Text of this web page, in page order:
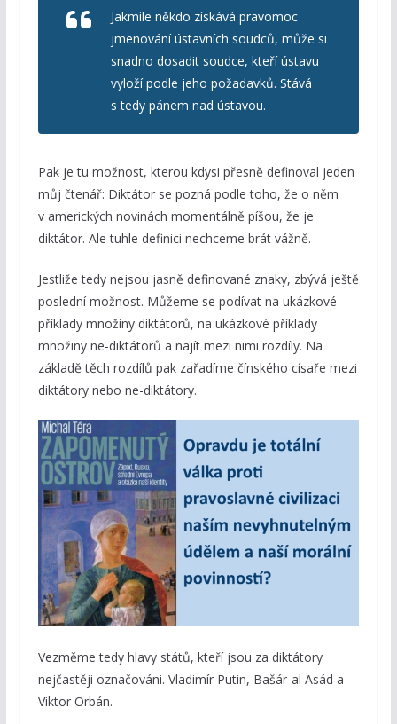
Jakmile někdo získává pravomoc
jmenování ústavních soudců, může si
snadno dosadit soudce, kteří ústavu
vyloží podle jeho požadavků. Stává
s tedy pánem nad ústavou.
Pak je tu možnost, kterou kdysi přesně definoval jeden
můj čtenář: Diktátor se pozná podle toho, že o něm
v amerických novinách momentálně píšou, že je
diktátor. Ale tuhle definici nechceme brát vážně.
Jestliže tedy nejsou jasně definované znaky, zbývá ještě
poslední možnost. Můžeme se podívat na ukázkové
příklady množiny diktátorů, na ukázkové příklady
množiny ne-diktátorů a najít mezi nimi rozdíly. Na
základě těch rozdílů pak zařadíme čínského císaře mezi
diktátory nebo ne-diktátory.
Vezměme tedy hlavy států, kteří jsou za diktátory
nejčastěji označováni. Vladimír Putin, Bašár-al Asád a
Viktor Orbán.